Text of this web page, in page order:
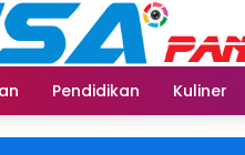
Pendidikan Kuliner